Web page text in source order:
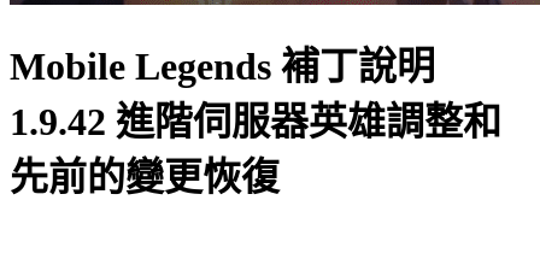
Mobile Legends 補丁說明
1.9.42 進階伺服器英雄調整和
先前的變更恢復